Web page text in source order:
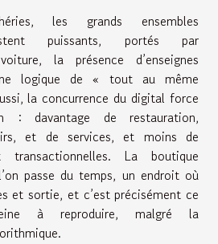
les grands ensembles
puissants, portés par
la présence d’enseignes
logique de « tout au même
la concurrence du digital force
: davantage de restauration,
et de services, et moins de
transactionnelles. La boutique
passe du temps, un endroit où
et sortie, et c’est précisément ce
à reproduire, malgré la